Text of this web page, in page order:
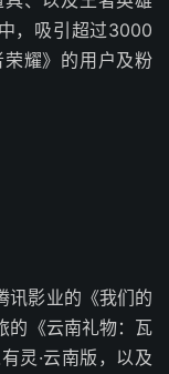
，吸引超过3000
耀》的用户及粉
讯影业的《我们的
的《云南礼物：瓦
灵·云南版，以及